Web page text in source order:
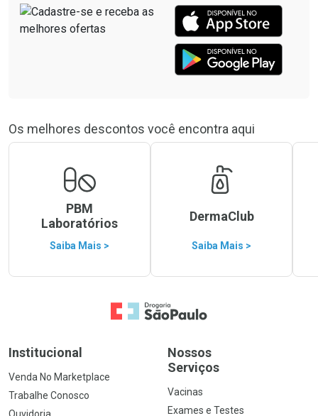
Os melhores descontos você encontra aqui
PBM
Laboratórios
Saiba Mais >
DermaClub
Saiba Mais >
Ir para a Home
Institucional
Venda No Marketplace
Trabalhe Conosco
Ouvidoria
Nossos
Serviços
Vacinas
Exames e Testes